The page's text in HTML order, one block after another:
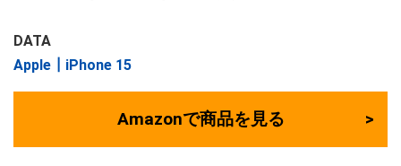
DATA
Apple┃iPhone 15
Amazonで商品を見る